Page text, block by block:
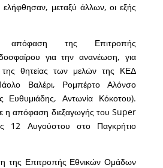
μεταξύ άλλων, οι εξής
απόφαση της Επιτροπής
για την ανανέωση, για
θητείας των μελών της ΚΕΔ
Βαλέρι, Ρομπέρτο Αλόνσο
Ευθυμιάδης, Αντωνία Κόκοτου).
η απόφαση διεξαγωγής του Super
12 Αυγούστου στο Παγκρήτιο
της Επιτροπής Εθνικών Ομάδων